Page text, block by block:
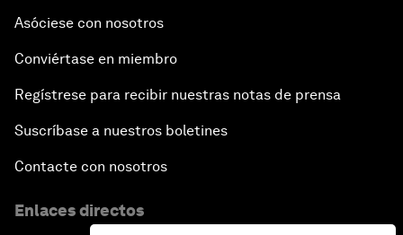
Asóciese con nosotros
Conviértase en miembro
Regístrese para recibir nuestras notas de prensa
Suscríbase a nuestros boletines
Contacte con nosotros
Enlaces directos